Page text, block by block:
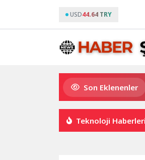
USD44.64 TRY
Son Eklenenler
Kaliteli balığın adresi Düden Balık
Teknoloji Haberleri